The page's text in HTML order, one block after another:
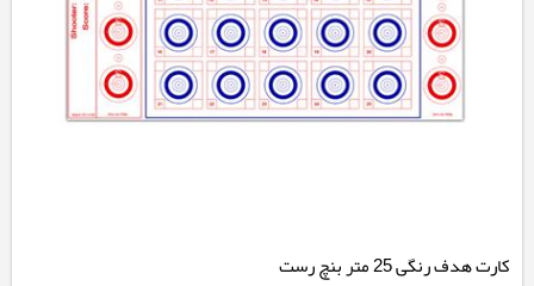
کارت هدف رنگی 25 متر بنچ رست